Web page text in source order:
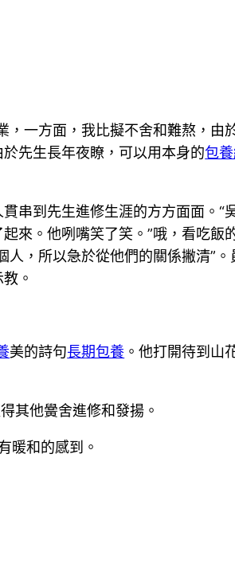
一方面，我比擬不舍和難熬，由
先生長年夜瞭，可以用本身的包
串到先生進修生涯的方方面面。“
起來。他咧嘴笑了笑。”哦，看吃飯
，所以急於從他們的關係撇清”
。
美的詩句長期包養 。他打開待到山
其他黌舍進修和發揚。
暖和的感到。